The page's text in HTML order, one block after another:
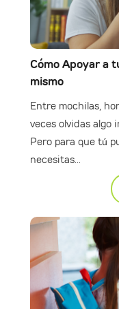
Cómo Apoyar a
mismo
Entre mochilas,
veces olvidas algo
Pero para que tú
necesitas...